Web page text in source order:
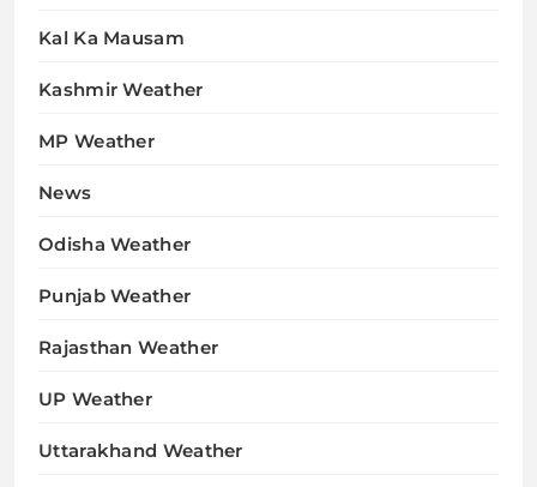
Kal Ka Mausam
Kashmir Weather
MP Weather
News
Odisha Weather
Punjab Weather
Rajasthan Weather
UP Weather
Uttarakhand Weather